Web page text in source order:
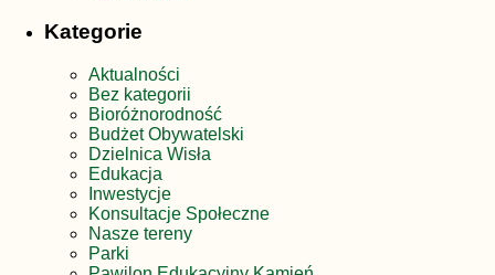
Kategorie
Aktualności
Bez kategorii
Bioróżnorodność
Budżet Obywatelski
Dzielnica Wisła
Edukacja
Inwestycje
Konsultacje Społeczne
Nasze tereny
Parki